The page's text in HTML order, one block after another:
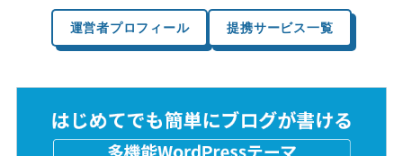
運営者プロフィール 提携サービス一覧